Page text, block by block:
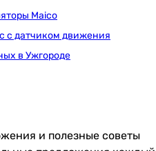
Maico
с датчиком движения
в Ужгороде
и полезные советы